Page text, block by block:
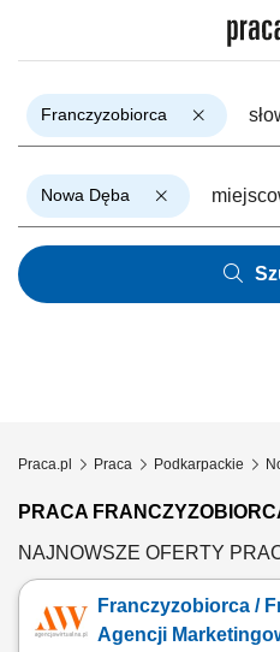
Franczyzobiorca
Nowa Dęba
Praca.pl Praca Podkarpackie
PRACA
NAJNOWSZE OFERTY
Franczyzobiorca /
Agencji